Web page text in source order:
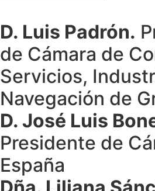
D. Luis Padrón.
de Cámara de
Servicios,
Navegación de
D. José Luis
Presidente de
España